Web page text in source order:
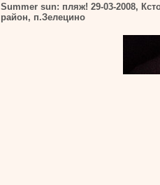
Summer sun: пляж! 29-03-2008,
район, п.Зелецино